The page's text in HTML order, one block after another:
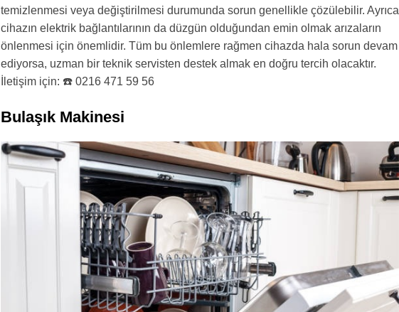
temizlenmesi veya değiştirilmesi durumunda sorun genellikle çözülebilir. Ayrıca
cihazın elektrik bağlantılarının da düzgün olduğundan emin olmak arızaların
önlenmesi için önemlidir. Tüm bu önlemlere rağmen cihazda hala sorun devam
ediyorsa, uzman bir teknik servisten destek almak en doğru tercih olacaktır.
İletişim için: ☎️ 0216 471 59 56
Bulaşık Makinesi